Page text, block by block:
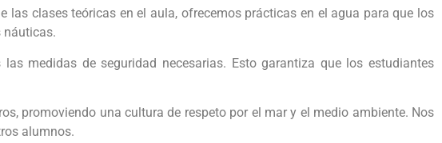
las clases teóricas en el aula, ofrecemos prácticas en el agua para que los
náuticas.
medidas de seguridad necesarias. Esto garantiza que los estudiantes
promoviendo una cultura de respeto por el mar y el medio ambiente. Nos
alumnos.